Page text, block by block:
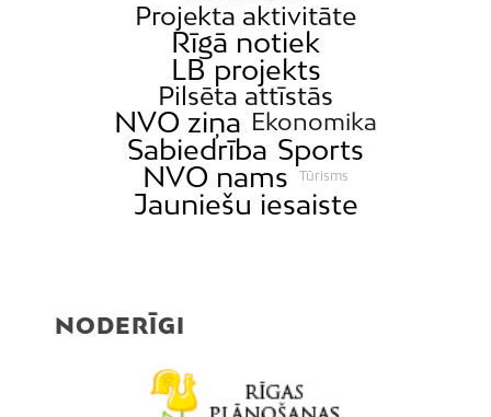
Projekta aktivitāte
Rīgā notiek
LB projekts
Pilsēta attīstās
NVO ziņa Ekonomika
Sabiedrība Sports
NVO nams
Tūrisms
Jauniešu iesaiste
NODERĪGI